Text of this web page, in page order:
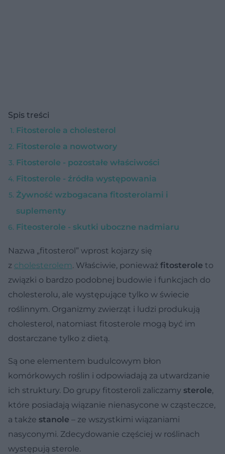
Spis treści
Fitosterole a cholesterol
Fitosterole a nowotwory
Fitosterole - pozostałe właściwości
Fitosterole - źródła występowania
Żywność wzbogacana fitosterolami i
suplementy
Fiteosterole - skutki uboczne nadmiaru
Nazwa „fitosterol” wprost kojarzy się
z cholesterolem. Właściwie, ponieważ fitosterole to
związki o bardzo podobnej budowie i funkcjach do
cholesterolu, ale występujące tylko w świecie
roślinnym. Organizmy zwierząt i ludzi produkują
cholesterol, natomiast fitosterole mogą być im
dostarczane tylko z dietą.
Są one elementem budulcowym błon
komórkowych roślin i odpowiadają za utwardzanie
ich struktury. Do grupy fitosteroli zaliczamy sterole,
które posiadają wiązanie nienasycone w cząsteczce,
a także stanole – ze wszystkimi wiązaniami
nasyconymi. Zdecydowanie częściej w roślinach
występują sterole.